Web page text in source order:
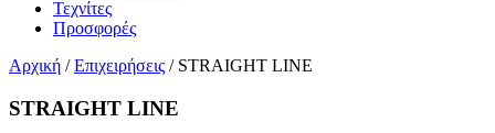
Τεχνίτες
Προσφορές
Αρχική / Επιχειρήσεις / STRAIGHT LINE
STRAIGHT LINE